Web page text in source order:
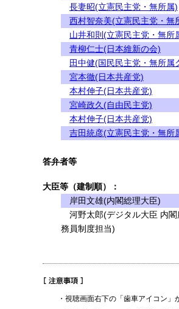
長妻昭(立憲民主党・無所属)
西村智奈美(立憲民主党・無
山井和則(立憲民主党・無所
青柳仁士(日本維新の会)
田中健(国民民主党・無所属
宮本徹(日本共産党)
本村伸子(日本共産党)
宮崎政久(自由民主党)
本村伸子(日本共産党)
吉田統彦(立憲民主党・無所
答弁者等
大臣等（建制順）：
岸田文雄(内閣総理大臣)
河野太郎(デジタル大臣 内閣
務員制度担当)
・視聴画面右下の「歯車アイコン